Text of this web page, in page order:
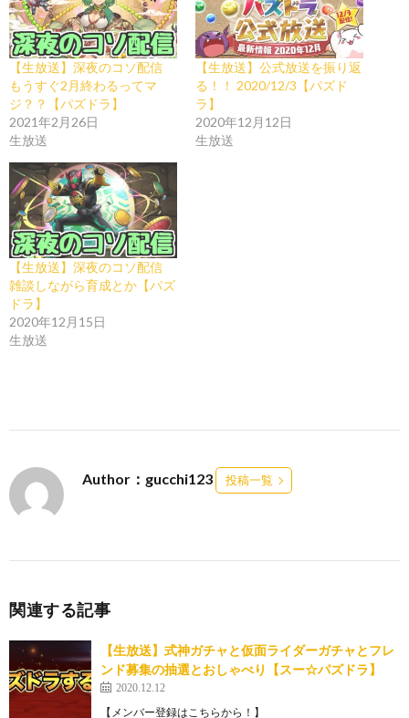
【生放送】深夜のコソ配信
もうすぐ2月終わるってマ
ジ？？【パズドラ】
2021年2月26日
生放送
【生放送】公式放送を振り返
る！！ 2020/12/3【パズド
ラ】
2020年12月12日
生放送
【生放送】深夜のコソ配信
雑談しながら育成とか【パズ
ドラ】
2020年12月15日
生放送
Author：gucchi123 投稿一覧
関連する記事
【生放送】式神ガチャと仮面ライダーガチャとフレ
ンド募集の抽選とおしゃべり【スー☆パズドラ】
2020.12.12
【メンバー登録はこちらから！】